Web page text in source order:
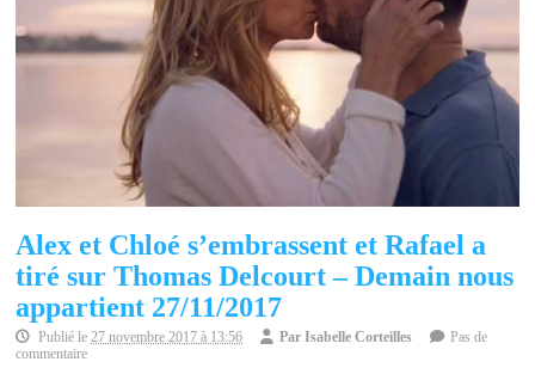
Alex et Chloé s’embrassent et Rafael a
tiré sur Thomas Delcourt – Demain nous
appartient 27/11/2017
Publié le27 novembre 2017 à 13:56 ParIsabelle Corteilles
Pas de
commentaire